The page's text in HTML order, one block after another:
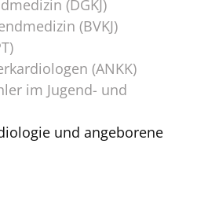
(DGKJ)
(BVKJ)
(ANKK)
im Jugend- und
und angeborene